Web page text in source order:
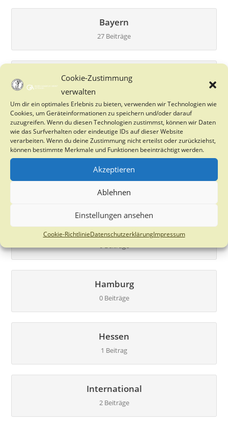
Cookie-Zustimmung
verwalten
Um dir ein optimales Erlebnis zu bieten, verwenden wir Technologien wie
Cookies, um Geräteinformationen zu speichern und/oder darauf
zuzugreifen. Wenn du diesen Technologien zustimmst, können wir Daten
wie das Surfverhalten oder eindeutige IDs auf dieser Website
verarbeiten. Wenn du deine Zustimmung nicht erteilst oder zurückziehst,
können bestimmte Merkmale und Funktionen beeinträchtigt werden.
Akzeptieren
Ablehnen
Einstellungen ansehen
Cookie-RichtlinieDatenschutzerklärungImpressum
Bayern
27 Beiträge
Berlin
Brandenburg
2 Beiträge
Bremen
0 Beiträge
Göttingen
0 Beiträge
Hamburg
0 Beiträge
Hessen
1 Beitrag
International
2 Beiträge